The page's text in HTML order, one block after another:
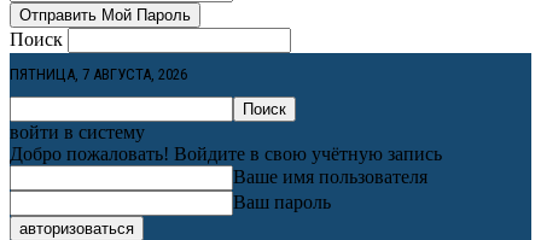
Поиск
ПЯТНИЦА, 7 АВГУСТА, 2026
войти в систему
Добро пожаловать! Войдите в свою учётную запись
Ваше имя пользователя
Ваш пароль